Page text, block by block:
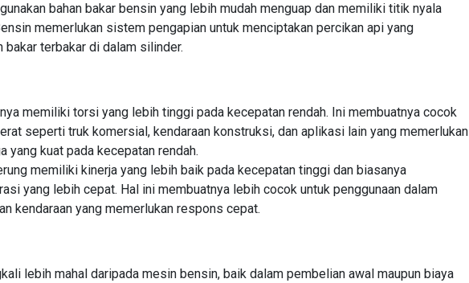
bahan bakar bensin yang lebih mudah menguap dan memiliki titik nyala
memerlukan sistem pengapian untuk menciptakan percikan api yang
bakar terbakar di dalam silinder.
memiliki torsi yang lebih tinggi pada kecepatan rendah. Ini membuatnya cocok
seperti truk komersial, kendaraan konstruksi, dan aplikasi lain yang memerlukan
yang kuat pada kecepatan rendah.
memiliki kinerja yang lebih baik pada kecepatan tinggi dan biasanya
yang lebih cepat. Hal ini membuatnya lebih cocok untuk penggunaan dalam
kendaraan yang memerlukan respons cepat.
lebih mahal daripada mesin bensin, baik dalam pembelian awal maupun biaya